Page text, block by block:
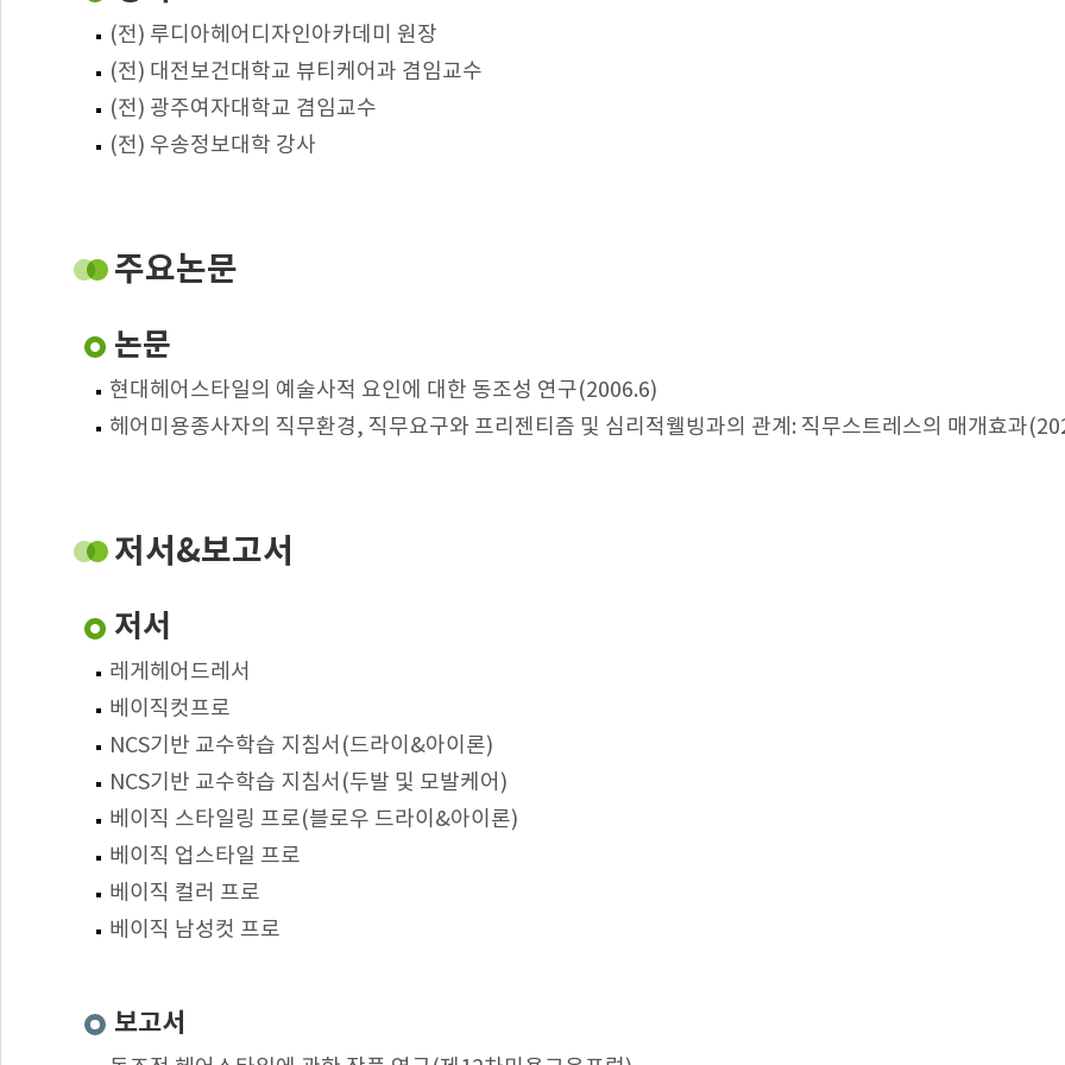
(전) 루디아헤어디자인아카데미 원장
(전) 대전보건대학교 뷰티케어과 겸임교수
(전) 광주여자대학교 겸임교수
(전) 우송정보대학 강사
주요논문
논문
현대헤어스타일의 예술사적 요인에 대한 동조성 연구(2006.6)
헤어미용종사자의 직무환경, 직무요구와 프리젠티즘 및 심리적웰빙과의 관계: 직무스트레스의 매개효과
저서&보고서
저서
레게헤어드레서
베이직컷프로
NCS기반 교수학습 지침서(드라이&아이론)
NCS기반 교수학습 지침서(두발 및 모발케어)
베이직 스타일링 프로(블로우 드라이&아이론)
베이직 업스타일 프로
베이직 컬러 프로
베이직 남성컷 프로
보고서